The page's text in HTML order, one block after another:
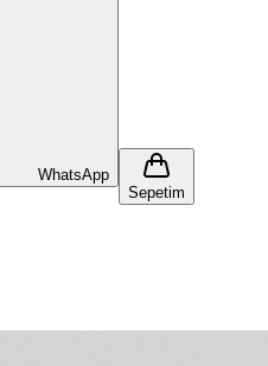
WhatsApp
Sepetim